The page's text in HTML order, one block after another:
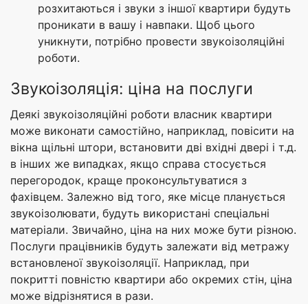
розхитаються і звуки з іншої квартири будуть
проникати в вашу і навпаки. Щоб цього
уникнути, потрібно провести звукоізоляційні
роботи.
Звукоізоляція: ціна на послуги
Деякі звукоізоляційні роботи власник квартири
може виконати самостійно, наприклад, повісити на
вікна щільні штори, встановити дві вхідні двері і т.д.
в інших же випадках, якщо справа стосується
перегородок, краще проконсультуватися з
фахівцем. Залежно від того, яке місце планується
звукоізолювати, будуть використані спеціальні
матеріали. Звичайно, ціна на них може бути різною.
Послуги працівників будуть залежати від метражу
встановленої звукоізоляції. Наприклад, при
покритті повністю квартири або окремих стін, ціна
може відрізнятися в рази.